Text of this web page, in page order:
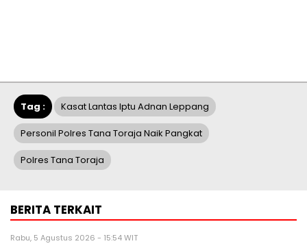
Tag : Kasat Lantas Iptu Adnan Leppang
Personil Polres Tana Toraja Naik Pangkat
Polres Tana Toraja
BERITA TERKAIT
Rabu, 5 Agustus 2026 - 15:54 WIT